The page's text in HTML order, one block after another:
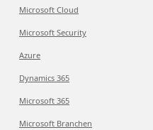
Microsoft Cloud
Microsoft Security
Azure
Dynamics 365
Microsoft 365
Microsoft Branchen